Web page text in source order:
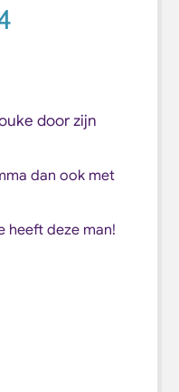
door zijn
dan ook met
heeft deze man!